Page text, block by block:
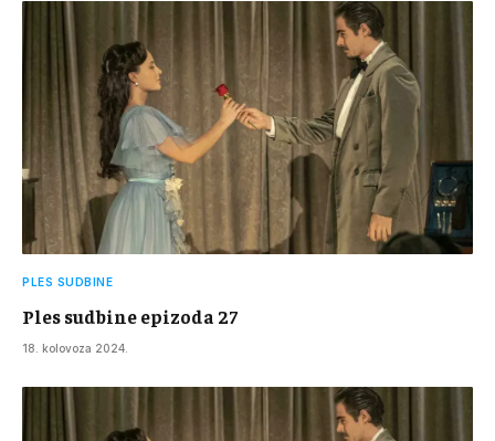
PLES SUDBINE
Ples sudbine epizoda 27
18. kolovoza 2024.